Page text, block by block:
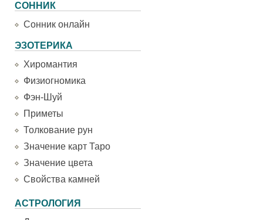
СОННИК
Сонник онлайн
ЭЗОТЕРИКА
Хиромантия
Физиогномика
Фэн-Шуй
Приметы
Толкование рун
Значение карт Таро
Значение цвета
Свойства камней
АСТРОЛОГИЯ